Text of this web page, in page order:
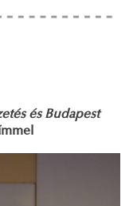
és Budapest